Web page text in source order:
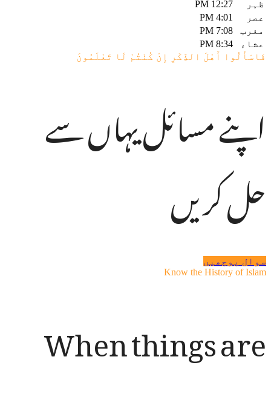
12:27 PM
4:01 PM
7:08 PM
8:34 PM
أَهْلَ الذِّكْرِ إِنْ كُنْتُمْ لَا تَعْلَمُونَ
مسائل یہاں سے
Know the History
When things